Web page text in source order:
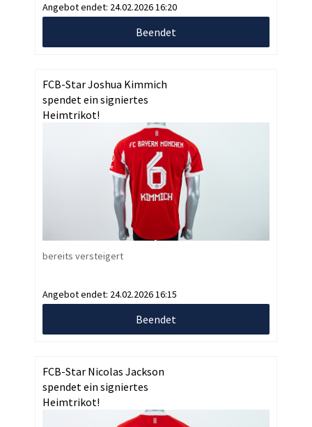
Angebot endet: 24.02.2026 16:20
Beendet
FCB-Star Joshua Kimmich
spendet ein signiertes
Heimtrikot!
bereits versteigert
Angebot endet: 24.02.2026 16:15
Beendet
FCB-Star Nicolas Jackson
spendet ein signiertes
Heimtrikot!